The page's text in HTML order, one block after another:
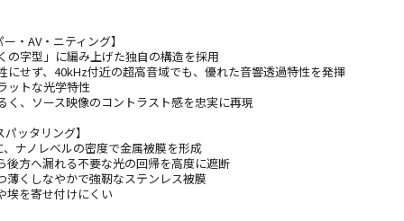
・AV・ニティング】
字型」に編み上げた独自の構造を採用
せず、40kHz付近の超高音域でも、優れた音響透過特性を発揮
ットな光学特性
、ソース映像のコントラスト感を忠実に再現
ッタリング】
ナノレベルの密度で金属被膜を形成
方へ漏れる不要な光の回帰を高度に遮断
くしなやかで強靭なステンレス被膜
を寄せ付けにくい